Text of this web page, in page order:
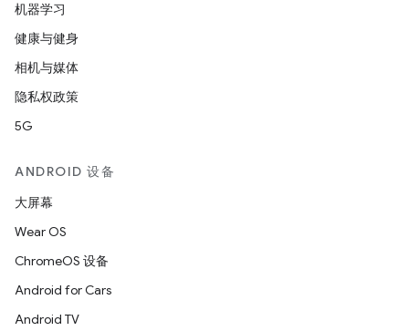
机器学习
健康与健身
相机与媒体
隐私权政策
5G
ANDROID 设备
大屏幕
Wear OS
ChromeOS 设备
Android for Cars
Android TV